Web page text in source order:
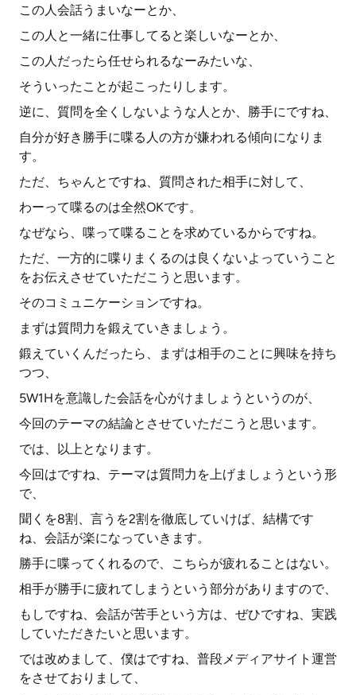
この人会話うまいなーとか、
この人と一緒に仕事してると楽しいなーとか、
この人だったら任せられるなーみたいな、
そういったことが起こったりします。
逆に、質問を全くしないような人とか、勝手にですね、
自分が好き勝手に喋る人の方が嫌われる傾向になりま
す。
ただ、ちゃんとですね、質問された相手に対して、
わーって喋るのは全然OKです。
なぜなら、喋って喋ることを求めているからですね。
ただ、一方的に喋りまくるのは良くないよっていうこと
をお伝えさせていただこうと思います。
そのコミュニケーションですね。
まずは質問力を鍛えていきましょう。
鍛えていくんだったら、まずは相手のことに興味を持ち
つつ、
5W1Hを意識した会話を心がけましょうというのが、
今回のテーマの結論とさせていただこうと思います。
では、以上となります。
今回はですね、テーマは質問力を上げましょうという形
で、
聞くを8割、言うを2割を徹底していけば、結構です
ね、会話が楽になっていきます。
勝手に喋ってくれるので、こちらが疲れることはない。
相手が勝手に疲れてしまうという部分がありますので、
もしですね、会話が苦手という方は、ぜひですね、実践
していただきたいと思います。
では改めまして、僕はですね、普段メディアサイト運営
をさせておりまして、